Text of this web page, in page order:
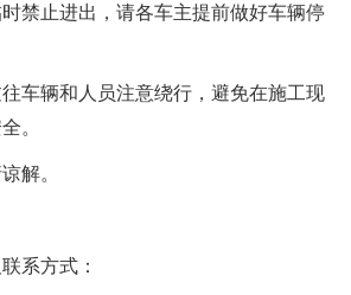
禁止进出，请各车主提前做好车辆停
辆和人员注意绕行，避免在施工现
。
解。
系方式：